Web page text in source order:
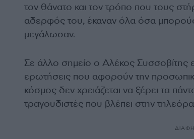
τον θάνατο και τον τρόπο που τους
αδερφός του, έκαναν όλα όσα
μεγάλωσαν.
Σε άλλο σημείο ο Αλέκος Συσσοβίτης
ερωτήσεις που αφορούν την
κόσμος δεν χρειάζεται να ξέρει τα
τραγουδιστές που βλέπει στην